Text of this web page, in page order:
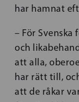
har hamnat
– För
och
att alla,
har rätt till,
att de råkar